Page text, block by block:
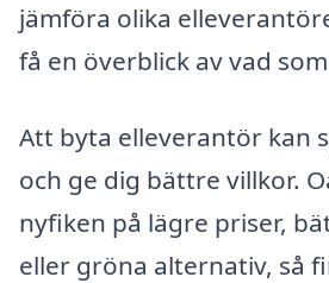
jämföra olika
få en överblick av vad
Att byta elleverantör kan
och ge dig bättre villkor.
nyfiken på lägre priser,
eller gröna alternativ, så